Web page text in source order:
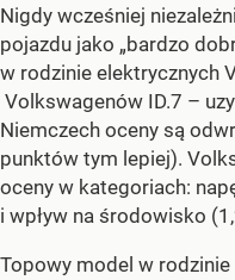
Nigdy wcześniej
pojazdu jako „bardzo
w rodzinie elektrycznych
Volkswagenów ID.7 –
Niemczech oceny są
punktów tym lepiej).
oceny w kategoriach:
i wpływ na środowisko
Topowy model w